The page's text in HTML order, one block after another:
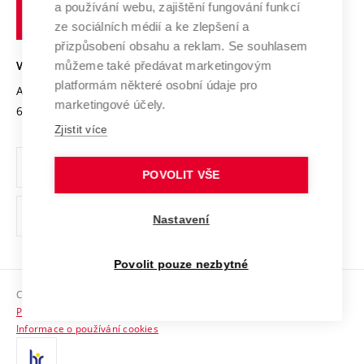
Transfer znalostí
Open Science
Projekty
Projekty ze strukturálních fondů
Specifický výzkum
Mezinárodní dohody
Univerzitní sítě
Podnikavá univerzita / ContriBUTe
Bezpečná univerzita
Vyznamenání
Organizační struktura
Ochrana osobních údajů
odkaz)
Sociální bezpečí
HR Award
technické
Brně
VYSOKÉ UČENÍ TECHNICKÉ V BRNĚ
Antonínská 548/1
602 00 Brno
www.vut.cz
vut@vutbr.cz
Copyright © 2026 VUT
Prohlášení o přístupnosti
Informace o používání cookies
a používání webu, zajištění fungování funkcí
ze sociálních médií a ke zlepšení a
přizpůsobení obsahu a reklam. Se souhlasem
můžeme také předávat marketingovým
platformám některé osobní údaje pro
marketingové účely.
Zjistit více
POVOLIT VŠE
Nastavení
Povolit pouze nezbytné